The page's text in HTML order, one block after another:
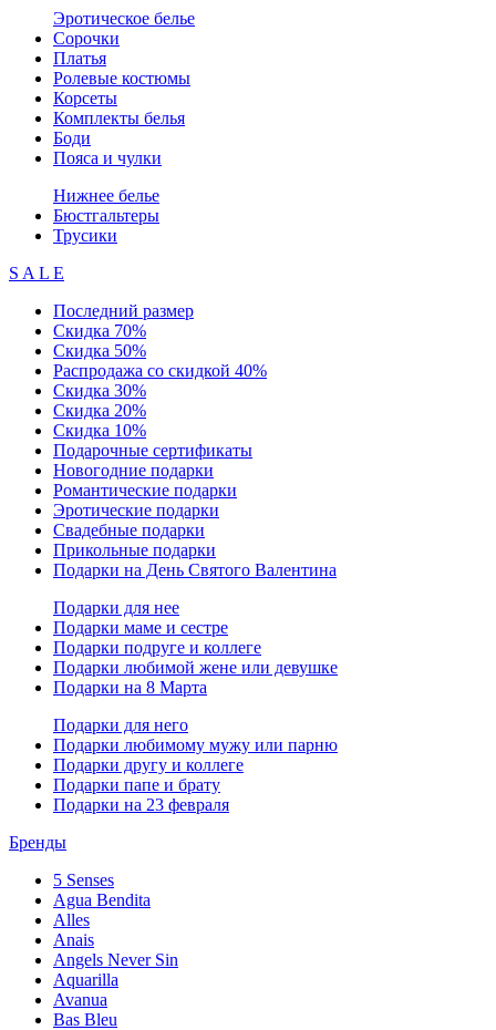
Эротическое белье
Сорочки
Платья
Ролевые костюмы
Корсеты
Комплекты белья
Боди
Пояса и чулки
Нижнее белье
Бюстгальтеры
Трусики
S A L E
Последний размер
Скидка 70%
Скидка 50%
Распродажа со скидкой 40%
Скидка 30%
Скидка 20%
Скидка 10%
Подарочные сертификаты
Новогодние подарки
Романтические подарки
Эротические подарки
Свадебные подарки
Прикольные подарки
Подарки на День Святого Валентина
Подарки для нее
Подарки маме и сестре
Подарки подруге и коллеге
Подарки любимой жене или девушке
Подарки на 8 Марта
Подарки для него
Подарки любимому мужу или парню
Подарки другу и коллеге
Подарки папе и брату
Подарки на 23 февраля
Бренды
5 Senses
Agua Bendita
Alles
Anais
Angels Never Sin
Aquarilla
Avanua
Bas Bleu